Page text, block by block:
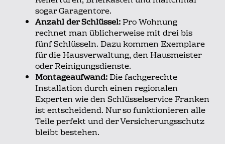
sogar Garagentore.
Anzahl der Schlüssel:Pro Wohnung
rechnet man üblicherweise mit drei bis
fünf Schlüsseln. Dazu kommen Exemplare
für die Hausverwaltung, den Hausmeister
oder Reinigungsdienste.
Montageaufwand:Die fachgerechte
Installation durch einen regionalen
Experten wie den Schlüsselservice Franken
ist entscheidend. Nur so funktionieren alle
Teile perfekt und der Versicherungsschutz
bleibt bestehen.